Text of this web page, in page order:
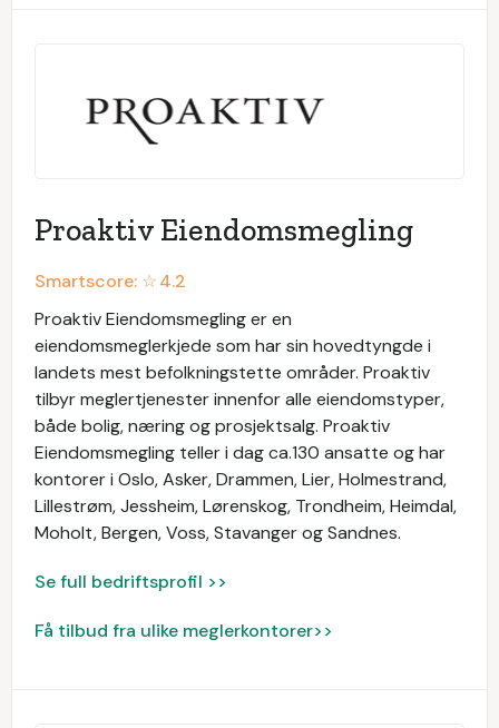
Proaktiv Eiendomsmegling
Smartscore: ☆4.2
Proaktiv Eiendomsmegling er en
eiendomsmeglerkjede som har sin hovedtyngde i
landets mest befolkningstette områder. Proaktiv
tilbyr meglertjenester innenfor alle eiendomstyper,
både bolig, næring og prosjektsalg. Proaktiv
Eiendomsmegling teller i dag ca.130 ansatte og har
kontorer i Oslo, Asker, Drammen, Lier, Holmestrand,
Lillestrøm, Jessheim, Lørenskog, Trondheim, Heimdal,
Moholt, Bergen, Voss, Stavanger og Sandnes.
Se full bedriftsprofil >>
Få tilbud fra ulike meglerkontorer>>